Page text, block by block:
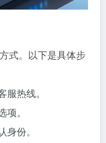
式。以下是具体步
热线。
。
份。